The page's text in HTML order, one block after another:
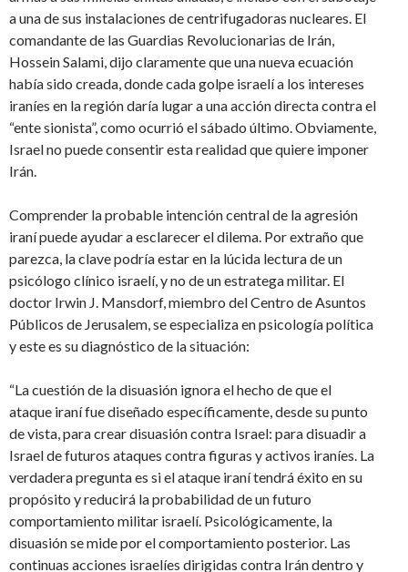
a una de sus instalaciones de centrifugadoras nucleares. El
comandante de las Guardias Revolucionarias de Irán,
Hossein Salami, dijo claramente que una nueva ecuación
había sido creada, donde cada golpe israelí a los intereses
iraníes en la región daría lugar a una acción directa contra el
“ente sionista”, como ocurrió el sábado último. Obviamente,
Israel no puede consentir esta realidad que quiere imponer
Irán.
Comprender la probable intención central de la agresión
iraní puede ayudar a esclarecer el dilema. Por extraño que
parezca, la clave podría estar en la lúcida lectura de un
psicólogo clínico israelí, y no de un estratega militar. El
doctor Irwin J. Mansdorf, miembro del Centro de Asuntos
Públicos de Jerusalem, se especializa en psicología política
y este es su diagnóstico de la situación:
“La cuestión de la disuasión ignora el hecho de que el
ataque iraní fue diseñado específicamente, desde su punto
de vista, para crear disuasión contra Israel: para disuadir a
Israel de futuros ataques contra figuras y activos iraníes. La
verdadera pregunta es si el ataque iraní tendrá éxito en su
propósito y reducirá la probabilidad de un futuro
comportamiento militar israelí. Psicológicamente, la
disuasión se mide por el comportamiento posterior. Las
continuas acciones israelíes dirigidas contra Irán dentro y